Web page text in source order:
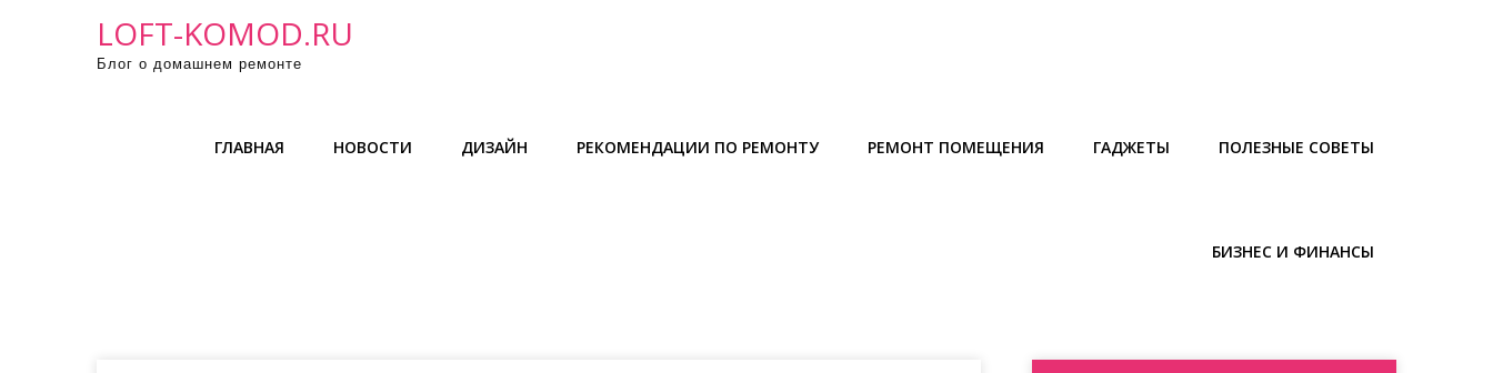
LOFT-KOMOD.RU
Блог о домашнем ремонте
ГЛАВНАЯ НОВОСТИ ДИЗАЙН РЕКОМЕНДАЦИИ ПО РЕМОНТУ РЕМОНТ ПОМЕЩЕНИЯ ГАДЖЕТЫ ПОЛЕЗНЫЕ СОВЕТЫ
БИЗНЕС И ФИНАНСЫ